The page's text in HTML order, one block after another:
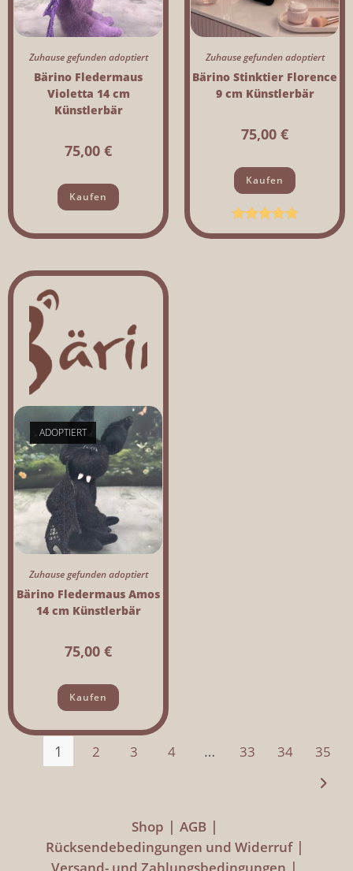
Zuhause gefunden adoptiert
Bärino Fledermaus
Violetta 14 cm
Künstlerbär
75,00 €
Kaufen
Zuhause gefunden adoptiert
Bärino Stinktier Florence
9 cm Künstlerbär
75,00 €
Kaufen
Bewertet mit
ADOPTIERT
Zuhause gefunden adoptiert
Bärino Fledermaus Amos
14 cm Künstlerbär
75,00 €
Kaufen
1 2 3 4 … 33 34 35
Shop
AGB
Rücksendebedingungen und Widerruf
Versand- und Zahlungsbedingungen